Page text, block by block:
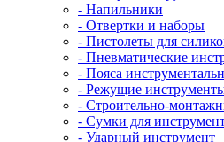
- Напильники
- Отвертки и наборы
- Пистолеты для
- Пневматические
- Пояса
- Режущие
- Строительно-
- Сумки для
- Ударный инструмент